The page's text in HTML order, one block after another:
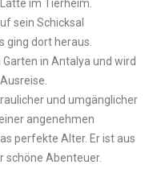
im Tierheim.
sein Schicksal
ging dort heraus.
in Antalya und wird
und umgänglicher
angenehmen
perfekte Alter. Er ist aus
schöne Abenteuer.